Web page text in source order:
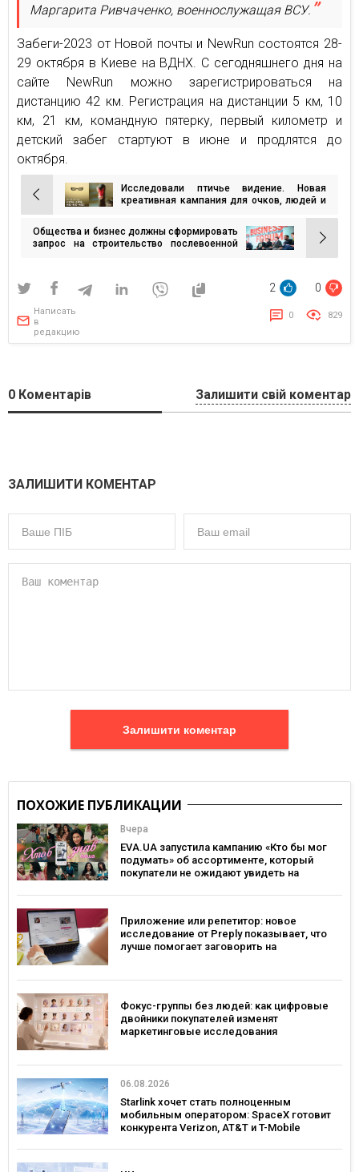
Маргарита Ривчаченко, военнослужащая ВСУ.
Забеги-2023 от Новой почты и NewRun состоятся 28-
29 октября в Киеве на ВДНХ. С сегодняшнего дня на
сайте NewRun можно зарегистрироваться на
дистанцию 42 км. Регистрация на дистанции 5 км, 10
км, 21 км, командную пятерку, первый километр и
детский забег стартуют в июне и продлятся до
октября.
Навигация
по
записям
Исследовали птичье видение. Новая
креативная кампания для очков, людей и
Общества и бизнес должны сформировать
запрос на строительство послевоенной
2 0
Написать
в
редакцию
0 829
0 Коментарів Залишити свій коментар
ЗАЛИШИТИ КОМЕНТАР
Залишити коментар
ПОХОЖИЕ ПУБЛИКАЦИИ
Вчера
EVA.UA запустила кампанию «Кто бы мог
подумать» об ассортименте, который
покупатели не ожидают увидеть на
Приложение или репетитор: новое
исследование от Preply показывает, что
лучше помогает заговорить на
Фокус-группы без людей: как цифровые
двойники покупателей изменят
маркетинговые исследования
06.08.2026
Starlink хочет стать полноценным
мобильным оператором: SpaceX готовит
конкурента Verizon, AT&T и T-Mobile